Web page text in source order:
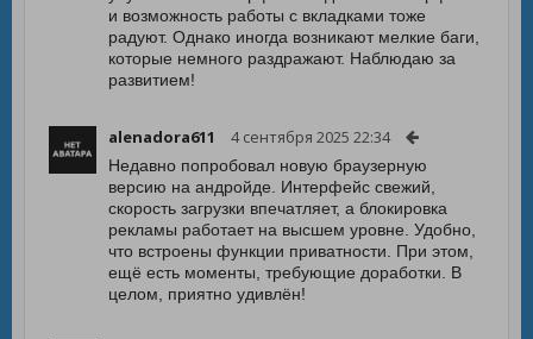
и возможность работы с вкладками тоже
радуют. Однако иногда возникают мелкие баги,
которые немного раздражают. Наблюдаю за
развитием!
alenadora611 4 сентября 2025 22:34
Недавно попробовал новую браузерную
версию на андройде. Интерфейс свежий,
скорость загрузки впечатляет, а блокировка
рекламы работает на высшем уровне. Удобно,
что встроены функции приватности. При этом,
ещё есть моменты, требующие доработки. В
целом, приятно удивлён!